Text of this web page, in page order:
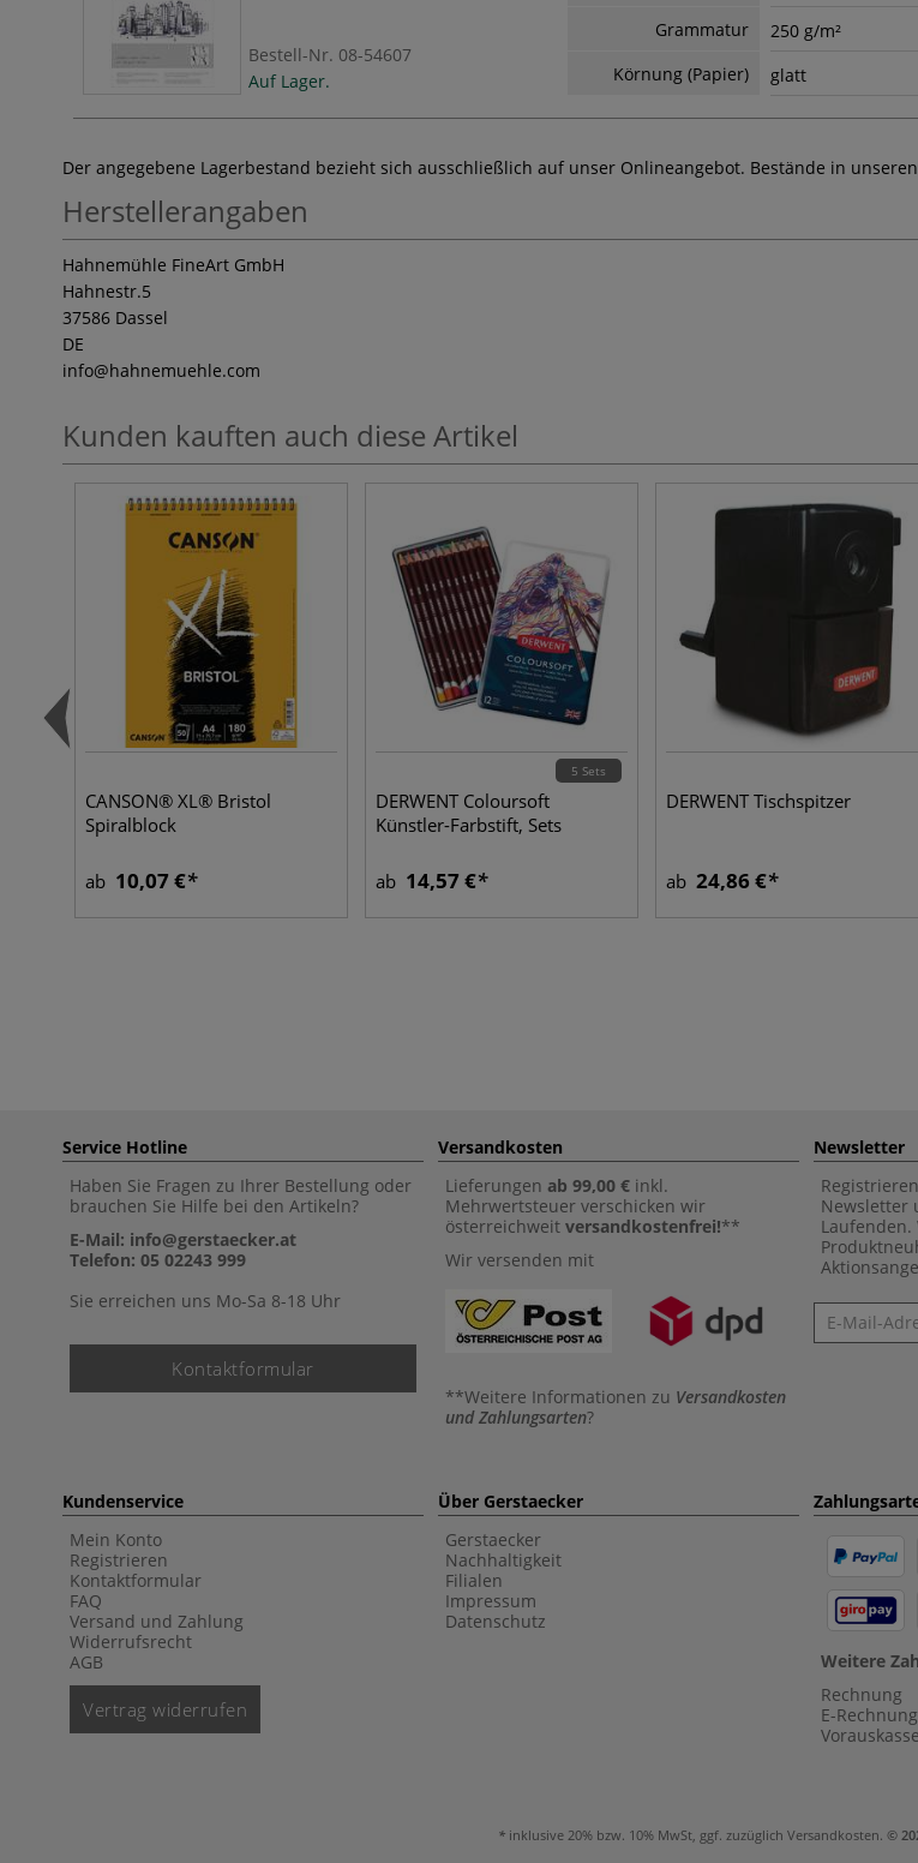
Bestell-Nr. 08-54607
Auf Lager.
Grammatur
250 g/m²
Körnung (Papier)
glatt
Der angegebene Lagerbestand bezieht sich ausschließlich auf unser Onlineangebot. Bestände in
Herstellerangaben
Hahnemühle FineArt GmbH
Hahnestr.5
37586 Dassel
DE
info@hahnemuehle.com
Kunden kauften auch diese Artikel
CANSON® XL® Bristol
Spiralblock
ab 10,07 €
5 Sets
DERWENT Coloursoft
Künstler-Farbstift, Sets
ab 14,57 €
DERWENT Tischspitzer
ab 24,86 €
Service Hotline
Haben Sie Fragen zu Ihrer Bestellung oder
brauchen Sie Hilfe bei den Artikeln?
E-Mail: info@gerstaecker.at
Telefon: 05 02243 999
Sie erreichen uns Mo-Sa 8-18 Uhr
Kontaktformular
Versandkosten
Lieferungen ab 99,00 € inkl.
Mehrwertsteuer verschicken wir
österreichweit versandkostenfrei!**
Wir versenden mit
**Weitere Informationen zu Versandkosten
und Zahlungsarten?
Newsletter
Newsletter
Newsletter
Kundenservice
Mein Konto
Registrieren
Kontaktformular
FAQ
Versand und Zahlung
Widerrufsrecht
AGB
Vertrag widerrufen
Über Gerstaecker
Gerstaecker
Nachhaltigkeit
Filialen
Impressum
Datenschutz
Weitere
Rechnung
E-Rechnung
Vorauskasse
inklusive 20% bzw. 10% MwSt, ggf. zuzüglich Versandkosten. ©